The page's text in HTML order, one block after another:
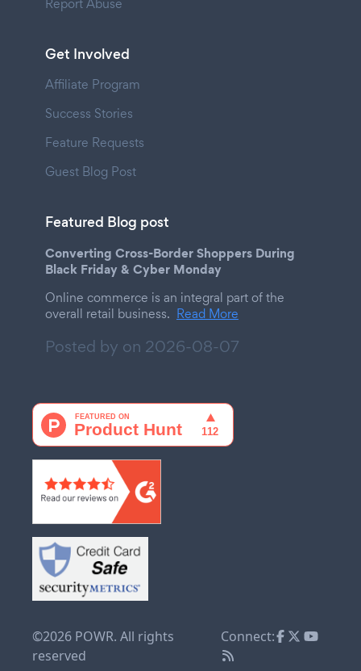
Report Abuse
Get Involved
Affiliate Program
Success Stories
Feature Requests
Guest Blog Post
Featured Blog post
Converting Cross-Border Shoppers During
Black Friday & Cyber Monday
Online commerce is an integral part of the
overall retail business. Read More
Posted by on 2026-08-07
©2026 POWR. All rights
reserved
Connect: